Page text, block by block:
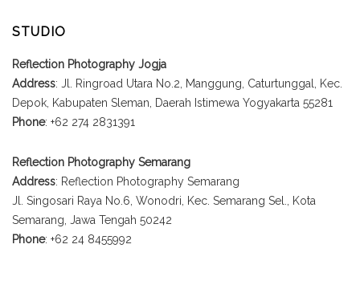
STUDIO
Reflection Photography Jogja
Address: Jl. Ringroad Utara No.2, Manggung, Caturtunggal, Kec.
Depok, Kabupaten Sleman, Daerah Istimewa Yogyakarta 55281
Phone: +62 274 2831391
Reflection Photography Semarang
Address: Reflection Photography Semarang
Jl. Singosari Raya No.6, Wonodri, Kec. Semarang Sel., Kota
Semarang, Jawa Tengah 50242
Phone: +62 24 8455992